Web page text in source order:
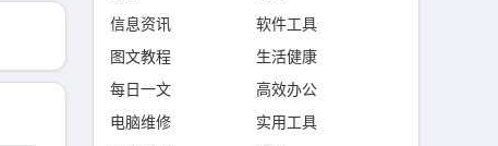
信息资讯
软件工具
图文教程
生活健康
每日一文
高效办公
电脑维修
实用工具